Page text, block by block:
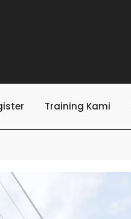
Training Kami